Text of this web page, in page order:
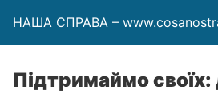
НАША СПРАВА –
Підтримаймо своїх: